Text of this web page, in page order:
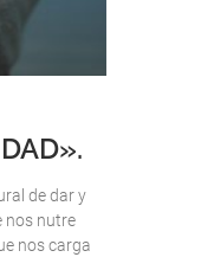
de dar y
nos nutre
nos carga